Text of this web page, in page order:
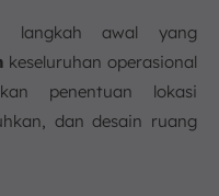
langkah awal yang
keseluruhan operasional
penentuan lokasi
dan desain ruang